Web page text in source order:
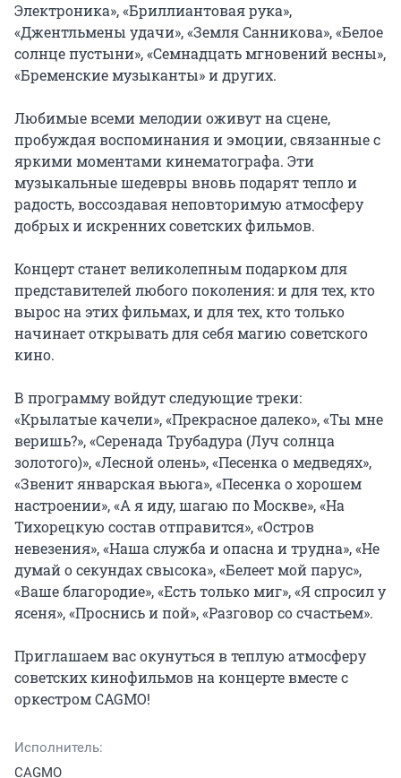
Электроника», «Бриллиантовая рука»,
«Джентльмены удачи», «Земля Санникова», «Белое
солнце пустыни», «Семнадцать мгновений весны»,
«Бременские музыканты» и других.
Любимые всеми мелодии оживут на сцене,
пробуждая воспоминания и эмоции, связанные с
яркими моментами кинематографа. Эти
музыкальные шедевры вновь подарят тепло и
радость, воссоздавая неповторимую атмосферу
добрых и искренних советских фильмов.
Концерт станет великолепным подарком для
представителей любого поколения: и для тех, кто
вырос на этих фильмах, и для тех, кто только
начинает открывать для себя магию советского
кино.
В программу войдут следующие треки:
«Крылатые качели», «Прекрасное далеко», «Ты мне
веришь?», «Серенада Трубадура (Луч солнца
золотого)», «Лесной олень», «Песенка о медведях»,
«Звенит январская вьюга», «Песенка о хорошем
настроении», «А я иду, шагаю по Москве», «На
Тихорецкую состав отправится», «Остров
невезения», «Наша служба и опасна и трудна», «Не
думай о секундах свысока», «Белеет мой парус»,
«Ваше благородие», «Есть только миг», «Я спросил у
ясеня», «Проснись и пой», «Разговор со счастьем».
Приглашаем вас окунуться в теплую атмосферу
советских кинофильмов на концерте вместе с
оркестром CAGMO!
Исполнитель:
CAGMO